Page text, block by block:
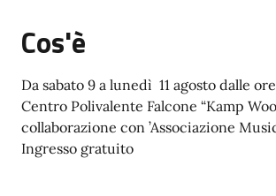
Cos'è
Da sabato 9 a lunedì 11 agosto dalle
Centro Polivalente Falcone “Kamp
collaborazione con ’Associazione
Ingresso gratuito